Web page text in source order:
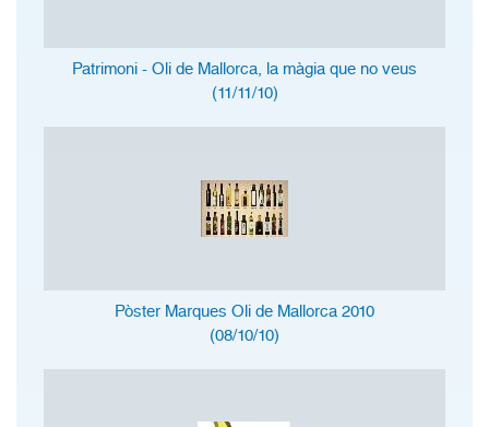
Patrimoni - Oli de Mallorca, la màgia que no veus
(11/11/10)
Pòster Marques Oli de Mallorca 2010
(08/10/10)